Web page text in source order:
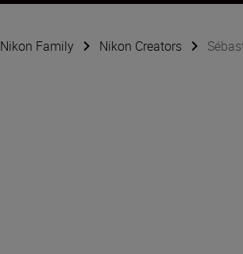
Nikon Family Nikon Creators